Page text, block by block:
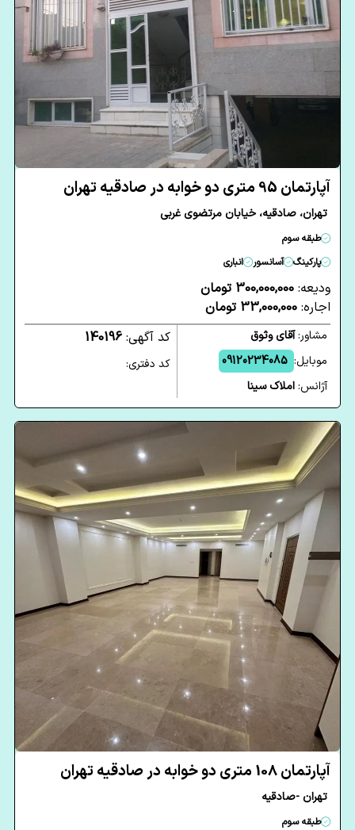
آپارتمان 95 متری دو خوابه در صادقیه تهران
تهران، صادقیه، خیابان مرتضوی غربی
طبقه سوم
پارکینگ
آسانسور انباری
ودیعه: 300,000,000 تومان
اجاره: 33,000,000 تومان
مشاور:آقای وثوق
موبایل: 09120234085
آژانس:املاک سینا
کد آگهی: 140196
کد دفتری:
آپارتمان 108 متری دو خوابه در صادقیه تهران
تهران -صادقیه
طبقه سوم